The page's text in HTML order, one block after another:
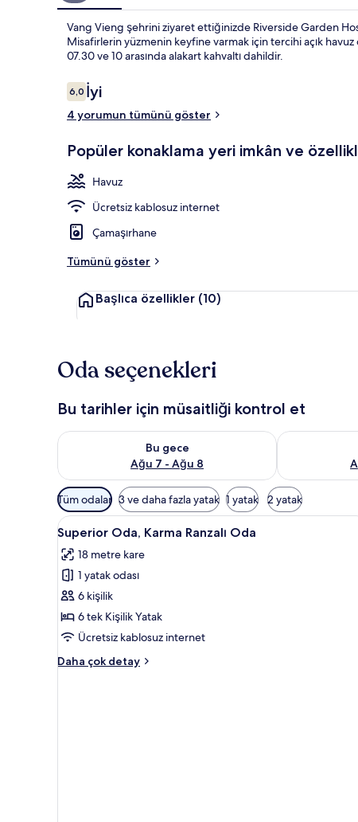
Açık yüzme
Vang Vieng şehrini ziyaret ettiğinizde Riverside Garden
Misafirlerin yüzmenin keyfine varmak için tercihi açık
07.30 ve 10 arasında alakart kahvaltı dahildir.
Yorumlar
6,06,0/10
İyi
4 yorumun tümünü göster
Popüler konaklama yeri imkân ve
Havuz
Ücretsiz kablosuz internet
Çamaşırhane
Tümünü göster
Başlıca özellikler (10)
Oda seçenekleri
Bu tarihler için müsaitliği kontrol et
Bu gece
Ağu 7 - Ağu 8
Bu gece için müsaitliği kontrol et Ağu 7 - Ağu 8
Yarın için
Odalar
için
mevcut
filtreler
Tüm odalar 3 ve daha fazla yatak 1 yatak 2 yatak
Superior
Oda,
Karma
Ranzalı
Oda
için
tüm
görün
Superior Oda, Karma Ranzalı
2
Superior Oda, Karma Ranzalı Oda
18 metre kare
1 yatak odası
6 kişilik
6 tek Kişilik Yatak
Ücretsiz kablosuz internet
Daha çok detay
Superior